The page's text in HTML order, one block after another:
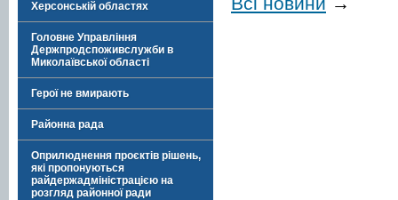
Херсонській областях
Головне Управління
Держпродспоживслужби в
Миколаївської області
Герої не вмирають
Районна рада
Оприлюднення проєктів рішень,
які пропонуються
райдержадміністрацією на
розгляд районної ради